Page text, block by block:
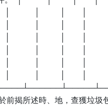
前揭所述時、地，查獲垃圾